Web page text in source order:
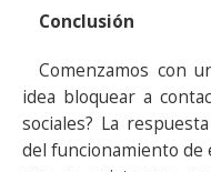
Conclusión
Comenzamos con
idea bloquear a
sociales? La
del funcionamiento de